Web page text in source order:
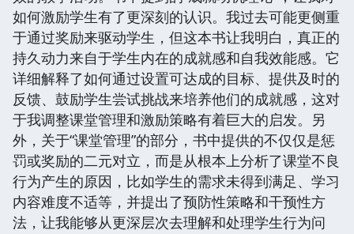
如何激励学生有了更深刻的认识。我过去可能更侧重
于通过奖励来驱动学生，但这本书让我明白，真正的
持久动力来自于学生内在的成就感和自我效能感。它
详细解释了如何通过设置可达成的目标、提供及时的
反馈、鼓励学生尝试挑战来培养他们的成就感，这对
于我调整课堂管理和激励策略有着巨大的启发。另
外，关于“课堂管理”的部分，书中提供的不仅仅是惩
罚或奖励的二元对立，而是从根本上分析了课堂不良
行为产生的原因，比如学生的需求未得到满足、学习
内容难度不适等，并提出了预防性策略和干预性方
法，让我能够从更深层次去理解和处理学生行为问